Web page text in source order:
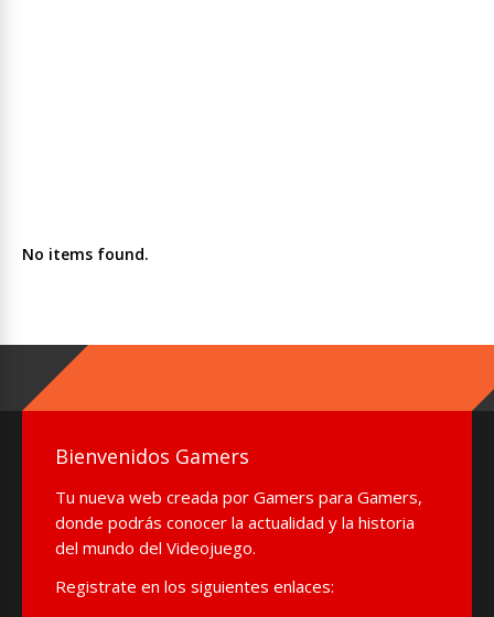
No items found.
Bienvenidos Gamers
Tu nueva web creada por Gamers para Gamers,
donde podrás conocer la actualidad y la historia
del mundo del Videojuego.
Registrate en los siguientes enlaces: